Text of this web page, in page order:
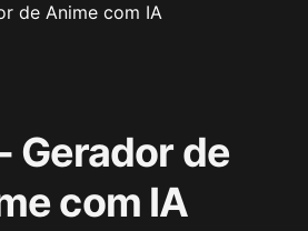
de Anime com IA
Gerador de
com IA